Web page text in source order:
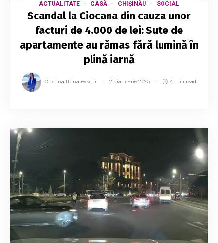
ACTUALITATE CASĂ CHIȘINĂU SOCIAL
Scandal la Ciocana din cauza unor
facturi de 4.000 de lei: Sute de
apartamente au rămas fără lumină în
plină iarnă
Cristina Botnarevschi 23 ianuarie 2025 4 min read